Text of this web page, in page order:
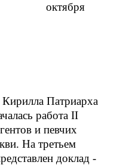
октября
Патриарха
работа II
и певчих
На третьем
доклад -